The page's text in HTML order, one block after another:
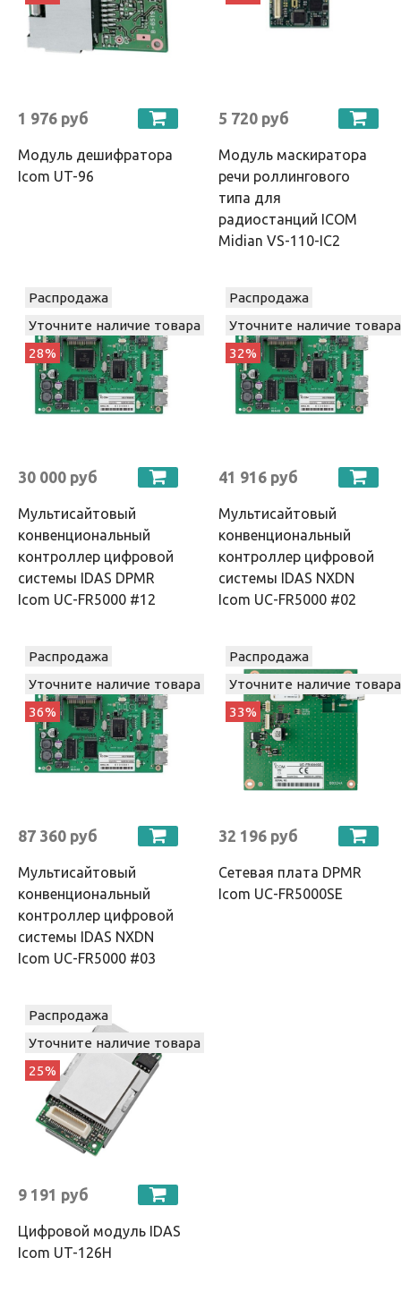
1 976 руб
Модуль дешифратора
Icom UT-96
5 720 руб
Модуль маскиратора
речи роллингового
типа для
радиостанций ICOM
Midian VS-110-IC2
Распродажа
Уточните наличие товара
28%
30 000 руб
Мультисайтовый
конвенциональный
контроллер цифровой
системы IDAS DPMR
Icom UC-FR5000 #12
Распродажа
Уточните наличие товара
32%
41 916 руб
Мультисайтовый
конвенциональный
контроллер цифровой
системы IDAS NXDN
Icom UC-FR5000 #02
Распродажа
Уточните наличие товара
36%
87 360 руб
Мультисайтовый
конвенциональный
контроллер цифровой
системы IDAS NXDN
Icom UC-FR5000 #03
Распродажа
Уточните наличие товара
33%
32 196 руб
Сетевая плата DPMR
Icom UC-FR5000SE
Распродажа
Уточните наличие товара
25%
9 191 руб
Цифровой модуль IDAS
Icom UT-126H